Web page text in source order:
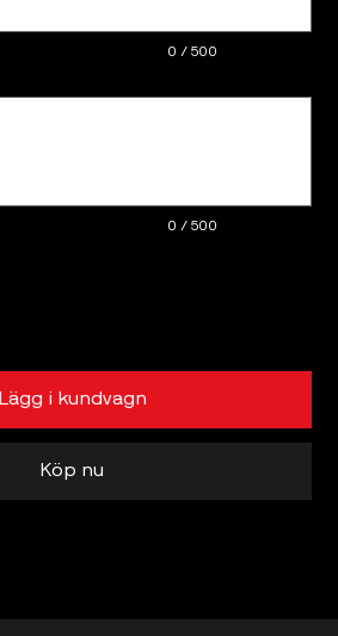
0 / 500
0 / 500
Lägg i kundvagn
Köp nu